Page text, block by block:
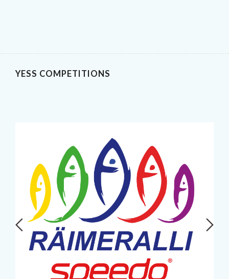
YESS COMPETITIONS